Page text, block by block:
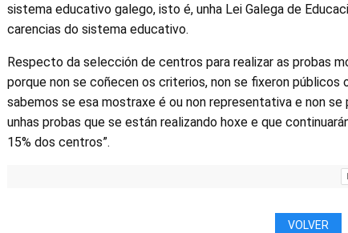
sistema educativo galego, isto é, unha Lei Galega de
carencias do sistema educativo.
Respecto da selección de centros para realizar as probas
porque non se coñecen os criterios, non se fixeron públicos
sabemos se esa mostraxe é ou non representativa e non
unhas probas que se están realizando hoxe e que
15% dos centros”.
VOLVER